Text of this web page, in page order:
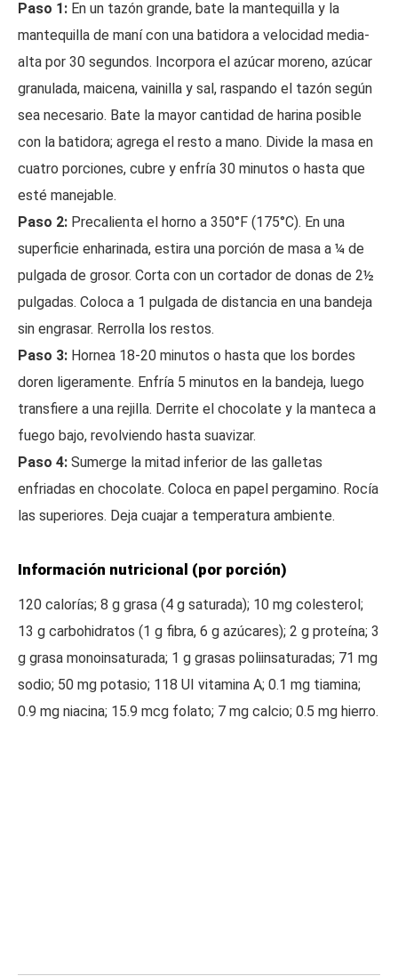
Paso 1: En un tazón grande, bate la mantequilla y la
mantequilla de maní con una batidora a velocidad media-
alta por 30 segundos. Incorpora el azúcar moreno, azúcar
granulada, maicena, vainilla y sal, raspando el tazón según
sea necesario. Bate la mayor cantidad de harina posible
con la batidora; agrega el resto a mano. Divide la masa en
cuatro porciones, cubre y enfría 30 minutos o hasta que
esté manejable.
Paso 2: Precalienta el horno a 350°F (175°C). En una
superficie enharinada, estira una porción de masa a ¼ de
pulgada de grosor. Corta con un cortador de donas de 2½
pulgadas. Coloca a 1 pulgada de distancia en una bandeja
sin engrasar. Rerrolla los restos.
Paso 3: Hornea 18-20 minutos o hasta que los bordes
doren ligeramente. Enfría 5 minutos en la bandeja, luego
transfiere a una rejilla. Derrite el chocolate y la manteca a
fuego bajo, revolviendo hasta suavizar.
Paso 4: Sumerge la mitad inferior de las galletas
enfriadas en chocolate. Coloca en papel pergamino. Rocía
las superiores. Deja cuajar a temperatura ambiente.
Información nutricional (por porción)
120 calorías; 8 g grasa (4 g saturada); 10 mg colesterol;
13 g carbohidratos (1 g fibra, 6 g azúcares); 2 g proteína; 3
g grasa monoinsaturada; 1 g grasas poliinsaturadas; 71 mg
sodio; 50 mg potasio; 118 UI vitamina A; 0.1 mg tiamina;
0.9 mg niacina; 15.9 mcg folato; 7 mg calcio; 0.5 mg hierro.